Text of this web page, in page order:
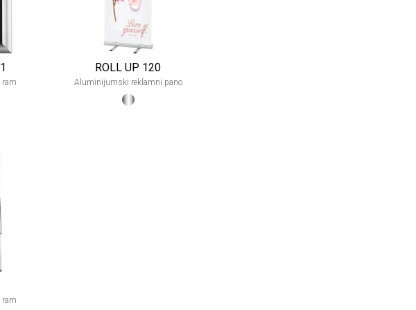
ROLL UP 120
Aluminijumski reklamni pano